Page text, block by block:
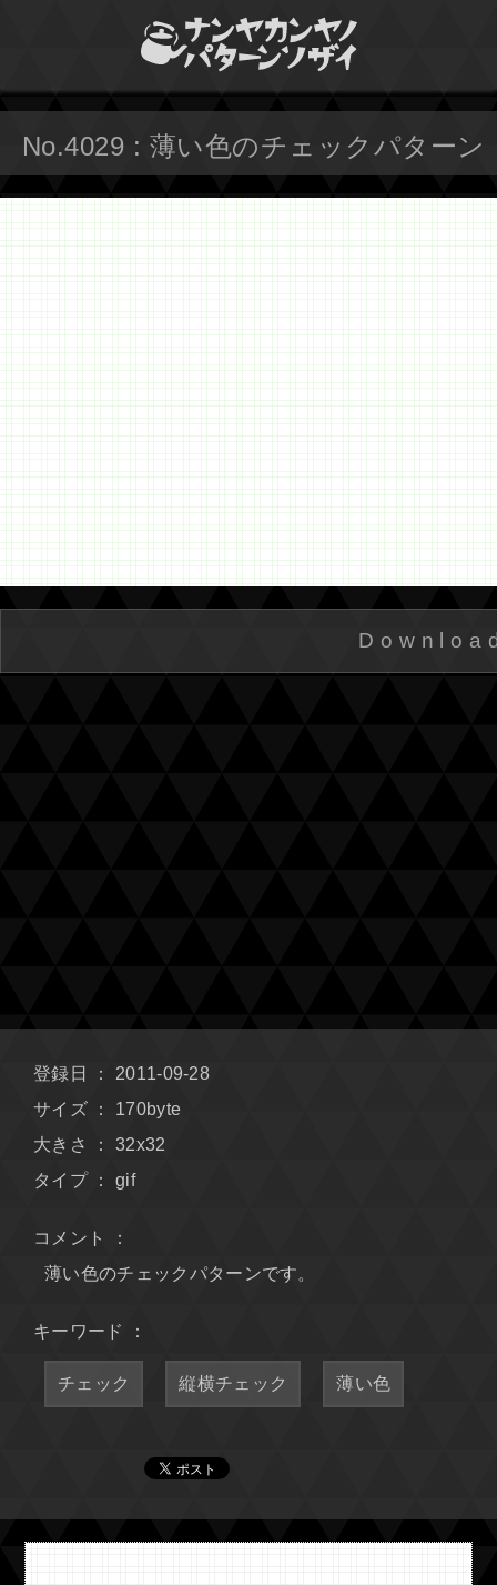
No.4029 : 薄い色のチェックパターン
登録日 ： 2011-09-28
サイズ ： 170byte
大きさ ： 32x32
タイプ ： gif
コメント ：
薄い色のチェックパターンです。
キーワード ：
チェック 縦横チェック 薄い色